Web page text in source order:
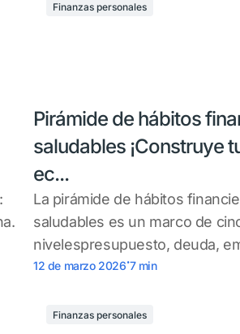
Finanzas personales
Pirámide de hábitos
saludables ¡Construye
ec...
La pirámide de hábitos
saludables es un marco de
nivelespresupuesto, deuda,
objetivos e inversió que...
12 de marzo 2026.7 min
Finanzas personales